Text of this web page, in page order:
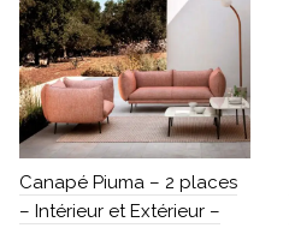
Canapé Piuma – 2 places
– Intérieur et Extérieur –